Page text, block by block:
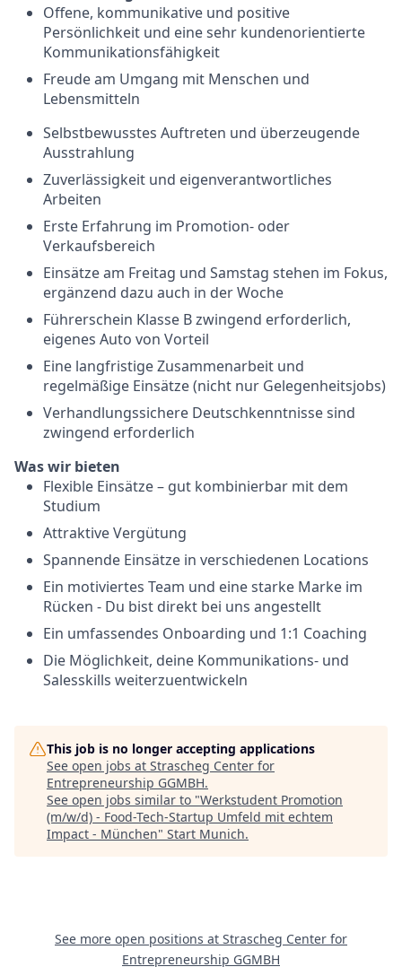
Offene, kommunikative und positive
Persönlichkeit und eine sehr kundenorientierte
Kommunikationsfähigkeit
Freude am Umgang mit Menschen und
Lebensmitteln
Selbstbewusstes Auftreten und überzeugende
Ausstrahlung
Zuverlässigkeit und eigenverantwortliches
Arbeiten
Erste Erfahrung im Promotion- oder
Verkaufsbereich
Einsätze am Freitag und Samstag stehen im Fokus,
ergänzend dazu auch in der Woche
Führerschein Klasse B zwingend erforderlich,
eigenes Auto von Vorteil
Eine langfristige Zusammenarbeit und
regelmäßige Einsätze (nicht nur Gelegenheitsjobs)
Verhandlungssichere Deutschkenntnisse sind
zwingend erforderlich
Was wir bieten
Flexible Einsätze – gut kombinierbar mit dem
Studium
Attraktive Vergütung
Spannende Einsätze in verschiedenen Locations
Ein motiviertes Team und eine starke Marke im
Rücken - Du bist direkt bei uns angestellt
Ein umfassendes Onboarding und 1:1 Coaching
Die Möglichkeit, deine Kommunikations- und
Salesskills weiterzuentwickeln
This job is no longer accepting applications
See open jobs at Strascheg Center for
Entrepreneurship GGMBH.
See open jobs similar to "Werkstudent Promotion
(m/w/d) - Food-Tech-Startup Umfeld mit echtem
Impact - München" Start Munich.
See more open positions at Strascheg Center for
Entrepreneurship GGMBH